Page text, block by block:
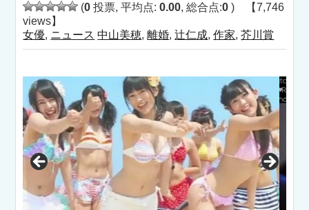
(0 投票, 平均点:0.00, 総合点:0 ) 【7,746
views】
女優, ニュース 中山美穂,離婚,辻仁成,作家,芥川賞